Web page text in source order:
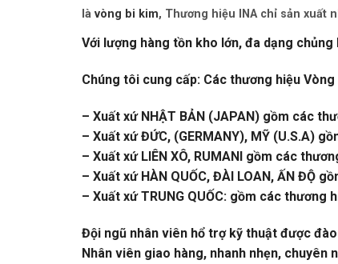
là vòng bi kim, Thương hiệu INA chỉ sản xuất
Với lượng hàng tồn kho lớn, đa dạng chủng
Chúng tôi cung cấp: Các thương hiệu Vòng
– Xuất xứ NHẬT BẢN (JAPAN) gồm các
– Xuất xứ ĐỨC, (GERMANY), MỸ (U.S.A)
– Xuất xứ LIÊN XÔ, RUMANI gồm các
– Xuất xứ HÀN QUỐC, ĐÀI LOAN, ẤN ĐỘ
– Xuất xứ TRUNG QUỐC: gồm các thương
Đội ngũ nhân viên hổ trợ kỹ thuật được
Nhân viên giao hàng, nhanh nhẹn, chuyên